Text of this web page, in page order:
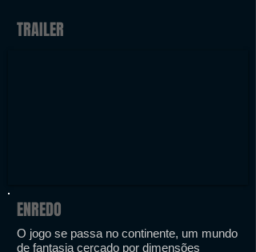
TRAILER
ENREDO
O jogo se passa no continente, um mundo
de fantasia cercado por dimensões